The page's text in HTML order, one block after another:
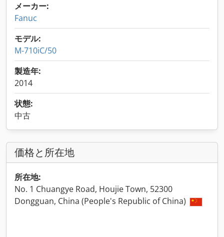
メーカー:
Fanuc
モデル:
M-710iC/50
製造年:
2014
状態:
中古
価格と所在地
所在地:
No. 1 Chuangye Road, Houjie Town, 52300
Dongguan, China (People's Republic of China)